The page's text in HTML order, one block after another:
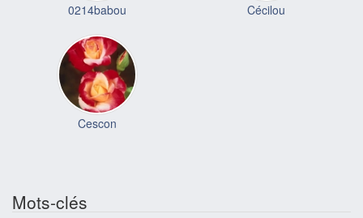
0214babou Cécilou
Cescon
Mots-clés